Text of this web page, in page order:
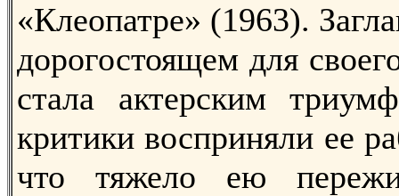
«Клеопатре» (1963).
дорогостоящем для
стала актерским
критики восприняли ее
что тяжело ею